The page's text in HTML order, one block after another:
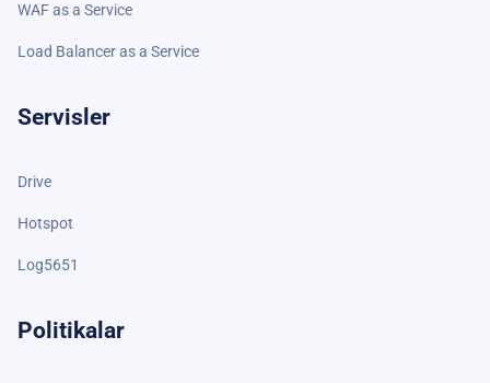
WAF as a Service
Load Balancer as a Service
Servisler
Drive
Hotspot
Log5651
Politikalar